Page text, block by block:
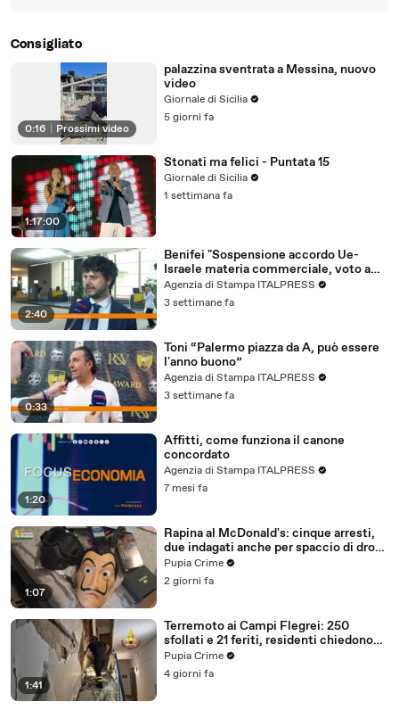
Consigliato
0:16 Prossimi video
palazzina sventrata a Messina, nuovo
video
Giornale di Sicilia
5 giorni fa
1:17:00
Stonati ma felici - Puntata 15
Giornale di Sicilia
1 settimana fa
2:40
Benifei "Sospensione accordo Ue-
Israele materia commerciale, voto a
maggioranza"
Agenzia di Stampa ITALPRESS
3 settimane fa
0:33
Toni “Palermo piazza da A, può essere
l'anno buono”
Agenzia di Stampa ITALPRESS
3 settimane fa
1:20
Affitti, come funziona il canone
concordato
Agenzia di Stampa ITALPRESS
7 mesi fa
1:07
Rapina al McDonald's: cinque arresti,
due indagati anche per spaccio di droga
(03.08.26)
Pupia Crime
2 giorni fa
1:41
Terremoto ai Campi Flegrei: 250
sfollati e 21 feriti, residenti chiedono
certezze sul futuro (01.08.26)
Pupia Crime
4 giorni fa